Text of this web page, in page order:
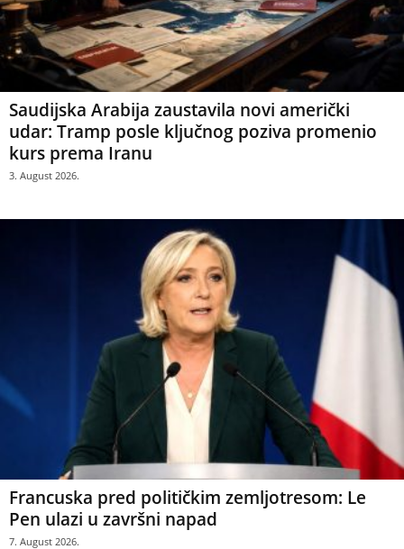
Saudijska Arabija zaustavila novi američki
udar: Tramp posle ključnog poziva promenio
kurs prema Iranu
3. August 2026.
Francuska pred političkim zemljotresom: Le
Pen ulazi u završni napad
7. August 2026.